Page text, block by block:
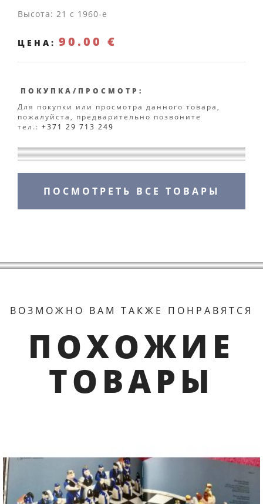
Высота: 21 с 1960-е
ЦЕНА: 90.00 €
ПОКУПКА/ПРОСМОТР:
Для покупки или просмотра данного товара,
пожалуйста, предварительно позвоните
тел.: +371 29 713 249
ПОСМОТРЕТЬ ВСЕ ТОВАРЫ
ВОЗМОЖНО ВАМ ТАКЖЕ ПОНРАВЯТСЯ
ПОХОЖИЕ
ТОВАРЫ